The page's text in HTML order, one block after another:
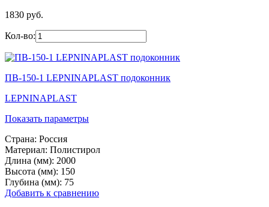
1830 руб.
Кол-во:
ПВ-150-1 LEPNINAPLAST подоконник
LEPNINAPLAST
Показать параметры
Страна: Россия
Материал: Полистирол
Длина (мм): 2000
Высота (мм): 150
Глубина (мм): 75
Добавить к сравнению